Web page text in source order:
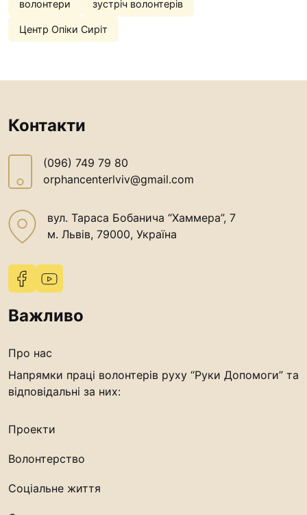
волонтери зустріч волонтерів
Центр Опіки Сиріт
Контакти
(096) 749 79 80
orphancenterlviv@gmail.com
вул. Тараса Бобанича “Хаммера”, 7
м. Львів, 79000, Україна
Важливо
Про нас
Напрямки праці волонтерів руху “Руки Допомоги” та
відповідальні за них:
Проекти
Волонтерство
Соціальне життя